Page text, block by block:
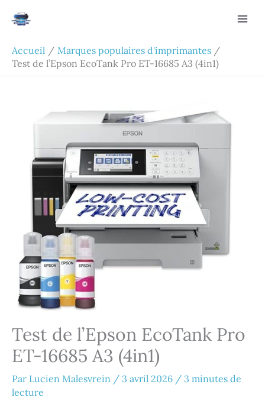
Accueil
Marques populaires d'imprimantes
Test de l’Epson EcoTank Pro ET-16685 A3 (4in1)
Test de l’Epson EcoTank Pro
ET-16685 A3 (4in1)
Par Lucien Malesvrein / 3 avril 2026 / 3 minutes de
lecture
Rechercher